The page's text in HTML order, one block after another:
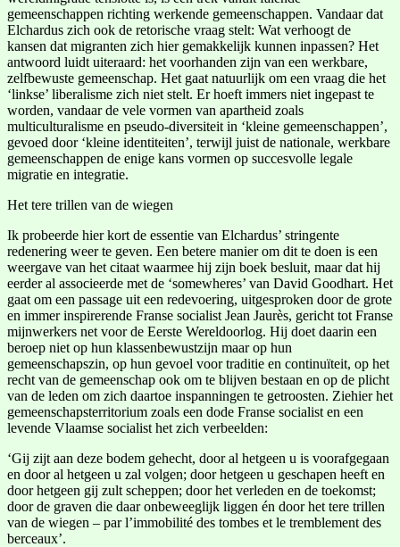
gemeenschappen richting werkende gemeenschappen. Vandaar dat
Elchardus zich ook de retorische vraag stelt: Wat verhoogt de
kansen dat migranten zich hier gemakkelijk kunnen inpassen? Het
antwoord luidt uiteraard: het voorhanden zijn van een werkbare,
zelfbewuste gemeenschap. Het gaat natuurlijk om een vraag die het
‘linkse’ liberalisme zich niet stelt. Er hoeft immers niet ingepast te
worden, vandaar de vele vormen van apartheid zoals
multiculturalisme en pseudo-diversiteit in ‘kleine gemeenschappen’,
gevoed door ‘kleine identiteiten’, terwijl juist de nationale, werkbare
gemeenschappen de enige kans vormen op succesvolle legale
migratie en integratie.
Het tere trillen van de wiegen
Ik probeerde hier kort de essentie van Elchardus’ stringente
redenering weer te geven. Een betere manier om dit te doen is een
weergave van het citaat waarmee hij zijn boek besluit, maar dat hij
eerder al associeerde met de ‘somewheres’ van David Goodhart. Het
gaat om een passage uit een redevoering, uitgesproken door de grote
en immer inspirerende Franse socialist Jean Jaurès, gericht tot Franse
mijnwerkers net voor de Eerste Wereldoorlog. Hij doet daarin een
beroep niet op hun klassenbewustzijn maar op hun
gemeenschapszin, op hun gevoel voor traditie en continuïteit, op het
recht van de gemeenschap ook om te blijven bestaan en op de plicht
van de leden om zich daartoe inspanningen te getroosten. Ziehier het
gemeenschapsterritorium zoals een dode Franse socialist en een
levende Vlaamse socialist het zich verbeelden:
‘Gij zijt aan deze bodem gehecht, door al hetgeen u is voorafgegaan
en door al hetgeen u zal volgen; door hetgeen u geschapen heeft en
door hetgeen gij zult scheppen; door het verleden en de toekomst;
door de graven die daar onbeweeglijk liggen én door het tere trillen
van de wiegen – par l’immobilité des tombes et le tremblement des
berceaux’.